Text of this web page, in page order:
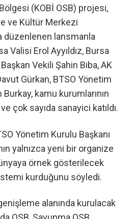
(KOBİ OSB) projesi,
ve Kültür Merkezi
düzenlenen lansmanla
Valisi Erol Ayyıldız, Bursa
Vekili Şahin Biba, AK
Gürkan, BTSO Yönetim
kamu kurumlarının
çok sayıda sanayici katıldı.
Yönetim Kurulu Başkanı
yalnızca yeni bir organize
örnek gösterilecek
kurduğunu söyledi.
alanında kurulacak